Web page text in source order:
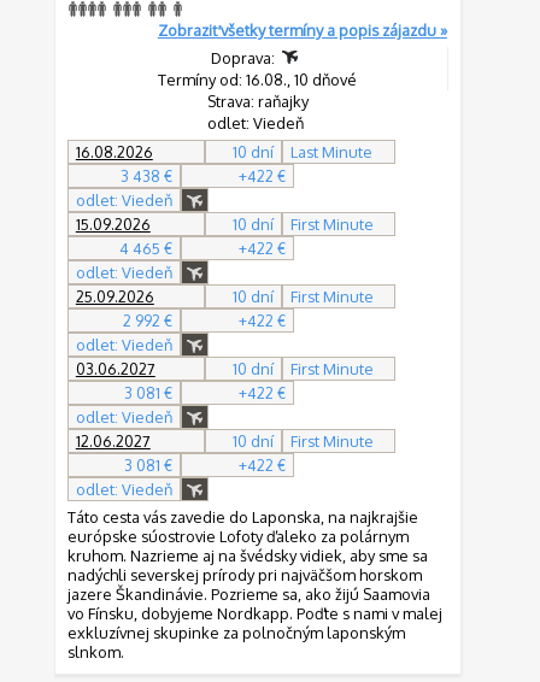
Zobraziť všetky termíny a popis zájazdu »
Doprava:
Termíny od: 16.08., 10 dňové
Strava: raňajky
odlet: Viedeň
16.08.2026
10 dní
Last Minute
3 438 €
+422 €
odlet: Viedeň
15.09.2026
10 dní
First Minute
4 465 €
+422 €
odlet: Viedeň
25.09.2026
10 dní
First Minute
2 992 €
+422 €
odlet: Viedeň
03.06.2027
10 dní
First Minute
3 081 €
+422 €
odlet: Viedeň
12.06.2027
10 dní
First Minute
3 081 €
+422 €
odlet: Viedeň
Táto cesta vás zavedie do Laponska, na najkrajšie
európske súostrovie Lofoty ďaleko za polárnym
kruhom. Nazrieme aj na švédsky vidiek, aby sme sa
nadýchli severskej prírody pri najväčšom horskom
jazere Škandinávie. Pozrieme sa, ako žijú Saamovia
vo Fínsku, dobyjeme Nordkapp. Poďte s nami v malej
exkluzívnej skupinke za polnočným laponským
slnkom.